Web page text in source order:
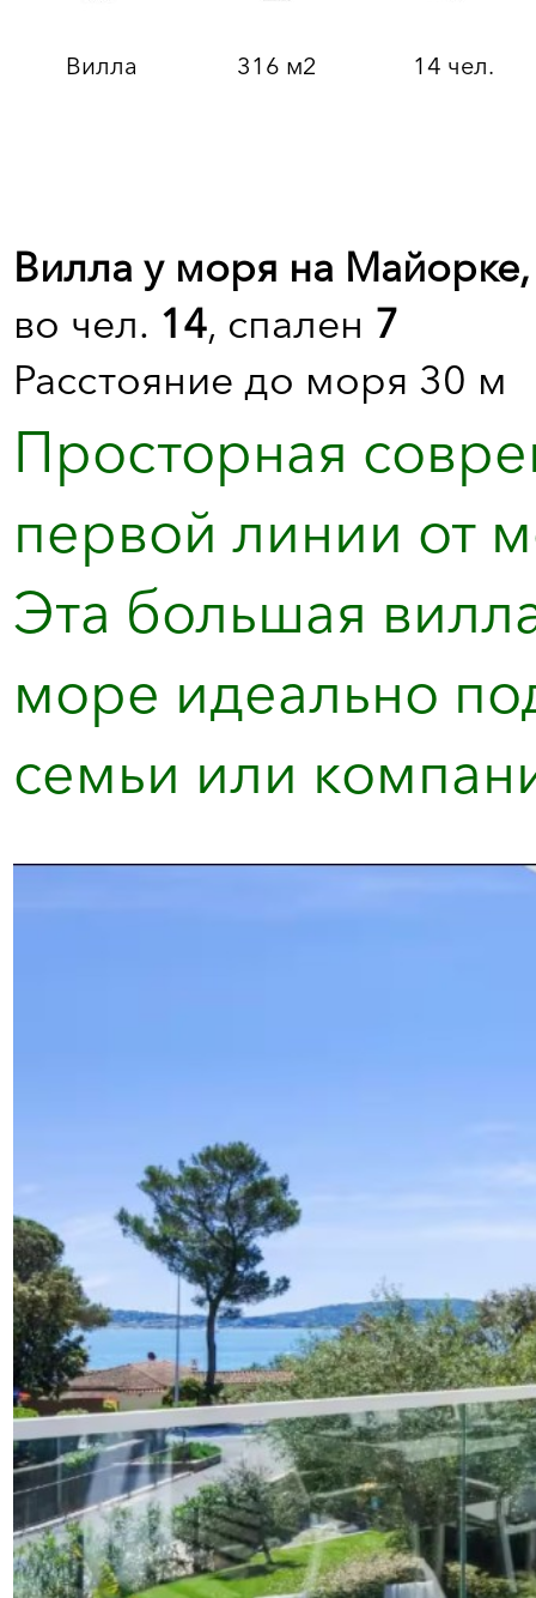
Вилла 316 м2 14 чел.
Вилла у моря на
во чел. 14, спален 7
Расстояние до моря 30 м
Просторная
первой линии от
Эта большая
море идеально
семьи или